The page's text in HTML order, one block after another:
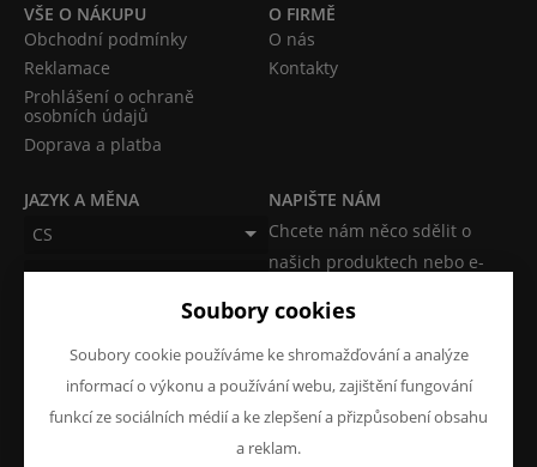
VŠE O NÁKUPU
Obchodní podmínky
Reklamace
Prohlášení o ochraně
osobních údajů
Doprava a platba
O FIRMĚ
O nás
Kontakty
JAZYK A MĚNA
CS
CZK (Kč)
NAPIŠTE NÁM
Chcete nám něco sdělit o
našich produktech nebo e-
Soubory cookies
Soubory cookie používáme ke shromažďování a analýze
informací o výkonu a používání webu, zajištění fungování
funkcí ze sociálních médií a ke zlepšení a přizpůsobení obsahu
a reklam.